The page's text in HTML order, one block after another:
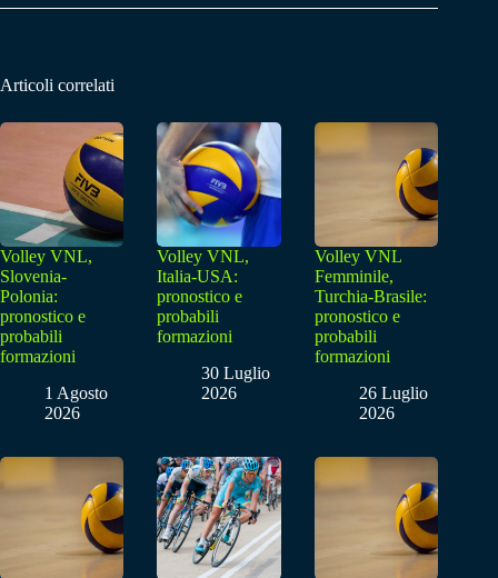
Articoli correlati
Volley VNL,
Slovenia-
Polonia:
pronostico e
probabili
formazioni
1 Agosto
2026
Volley VNL,
Italia-USA:
pronostico e
probabili
formazioni
30 Luglio
2026
Volley VNL
Femminile,
Turchia-Brasile:
pronostico e
probabili
formazioni
26 Luglio
2026